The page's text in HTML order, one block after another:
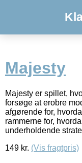
Majesty
Majesty er spillet,
forsøge at erobre
afgørende for,
rammerne for,
underholdende
149 kr. (Vis fragtpris)